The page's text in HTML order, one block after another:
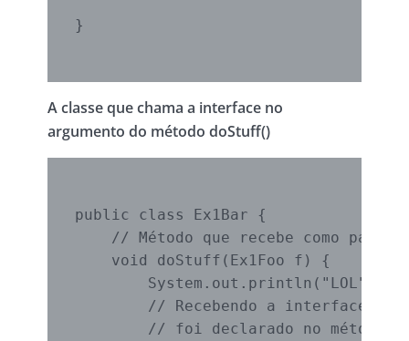
}
A classe que chama a interface no
argumento do método doStuff()
public class Ex1Bar {
// Método que recebe como
    void doStuff(Ex1Foo f) {
        System.out.println("LOL");
// Recebendo a interface
        // foi declarado no método